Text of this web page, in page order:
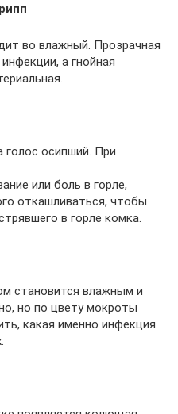
во влажный. Прозрачная
а гнойная
голос осипший. При
или боль в горле,
откашливаться, чтобы
в горле комка.
становится влажным и
но по цвету мокроты
какая именно инфекция